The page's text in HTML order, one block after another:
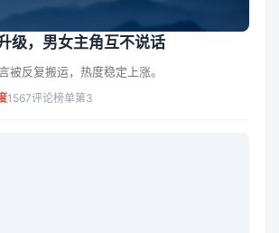
级，男女主角互不说话
被反复搬运，热度稳定上涨。
1567评论榜单第3